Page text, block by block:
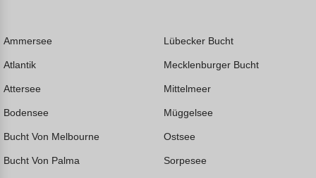
Ammersee
Atlantik
Attersee
Bodensee
Bucht Von Melbourne
Bucht Von Palma
Lübecker Bucht
Mecklenburger Bucht
Mittelmeer
Müggelsee
Ostsee
Sorpesee